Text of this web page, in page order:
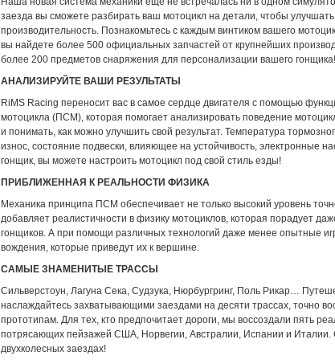
заезда вы сможете разбирать ваш мотоцикл на детали, чтобы
производительность. Познакомьтесь с каждым винтиком вашего
вы найдете более 500 официальных запчастей от крупнейших
более 200 предметов снаряжения для персонализации вашего гонщика!
АНАЛИЗИРУЙТЕ ВАШИ РЕЗУЛЬТАТЫ
RiMS Racing переносит вас в самое сердце двигателя с помощью
мотоцикла (ПСМ), которая помогает анализировать поведение
и понимать, как можно улучшить свой результат. Температура
износ, состояние подвески, влияющее на устойчивость, электронные
гонщик, вы можете настроить мотоцикл под свой стиль езды!
ПРИБЛИЖЕННАЯ К РЕАЛЬНОСТИ ФИЗИКА
Механика принципа ПСМ обеспечивает не только высокий уровень
добавляет реалистичности в физику мотоциклов, которая порадует
гонщиков. А при помощи различных технологий даже менее опытные
вождения, которые приведут их к вершине.
САМЫЕ ЗНАМЕНИТЫЕ ТРАССЫ
Сильверстоун, Лагуна Сека, Судзука, Нюрбургринг, Поль Рикар…
наслаждайтесь захватывающими заездами на десяти трассах, точно
прототипам. Для тех, кто предпочитает дороги, мы воссоздали пять
потрясающих пейзажей США, Норвегии, Австралии, Испании и
двухколесных заездах!